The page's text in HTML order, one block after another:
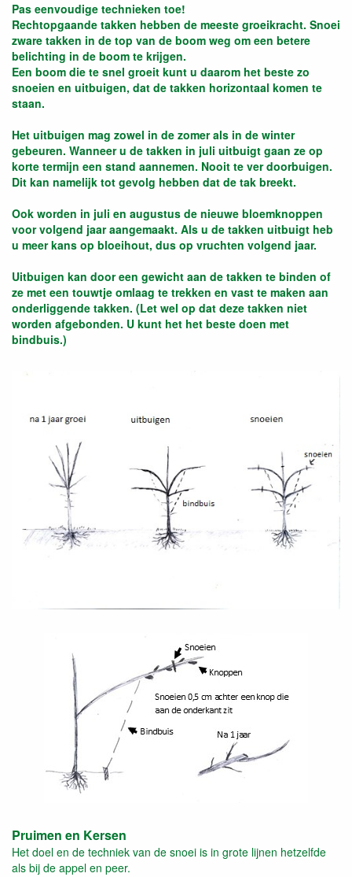
Pas eenvoudige technieken toe!
Rechtopgaande takken hebben de meeste groeikracht. Snoei
zware takken in de top van de boom weg om een betere
belichting in de boom te krijgen.
Een boom die te snel groeit kunt u daarom het beste zo
snoeien en uitbuigen, dat de takken horizontaal komen te
staan.
Het uitbuigen mag zowel in de zomer als in de winter
gebeuren. Wanneer u de takken in juli uitbuigt gaan ze op
korte termijn een stand aannemen. Nooit te ver doorbuigen.
Dit kan namelijk tot gevolg hebben dat de tak breekt.
Ook worden in juli en augustus de nieuwe bloemknoppen
voor volgend jaar aangemaakt. Als u de takken uitbuigt heb
u meer kans op bloeihout, dus op vruchten volgend jaar.
Uitbuigen kan door een gewicht aan de takken te binden of
ze met een touwtje omlaag te trekken en vast te maken aan
onderliggende takken. (Let wel op dat deze takken niet
worden afgebonden. U kunt het het beste doen met
bindbuis.)
Pruimen en Kersen
Het doel en de techniek van de snoei is in grote lijnen hetzelfde
als bij de appel en peer.